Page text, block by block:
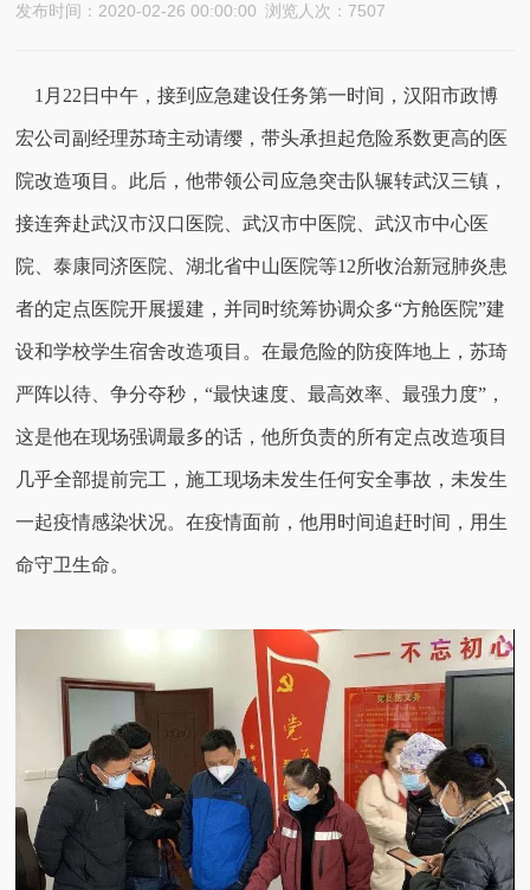
发布时间：2020-02-26 00:00:00 浏览人次：7507
1月22日中午，接到应急建设任务第一时间，汉阳市政博
宏公司副经理苏琦主动请缨，带头承担起危险系数更高的医
院改造项目。此后，他带领公司应急突击队辗转武汉三镇，
接连奔赴武汉市汉口医院、武汉市中医院、武汉市中心医
院、泰康同济医院、湖北省中山医院等12所收治新冠肺炎患
者的定点医院开展援建，并同时统筹协调众多“方舱医院”建
设和学校学生宿舍改造项目。在最危险的防疫阵地上，苏琦
严阵以待、争分夺秒，“最快速度、最高效率、最强力度”，
这是他在现场强调最多的话，他所负责的所有定点改造项目
几乎全部提前完工，施工现场未发生任何安全事故，未发生
一起疫情感染状况。在疫情面前，他用时间追赶时间，用生
命守卫生命。